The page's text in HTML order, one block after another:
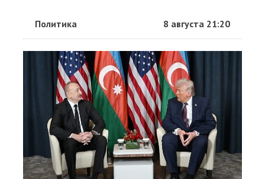
Политика 8 августа 21:20